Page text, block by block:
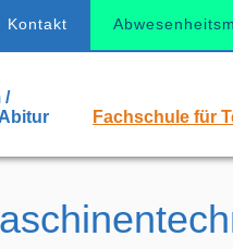
Kontakt
/
Fachschule für